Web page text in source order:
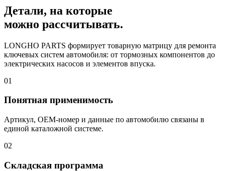
Детали, на которые
можно рассчитывать.
LONGHO PARTS формирует товарную матрицу для ремонта
ключевых систем автомобиля: от тормозных компонентов до
электрических насосов и элементов впуска.
01
Понятная применимость
Артикул, OEM-номер и данные по автомобилю связаны в
единой каталожной системе.
02
Складская программа